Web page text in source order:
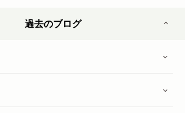
過去のブログ